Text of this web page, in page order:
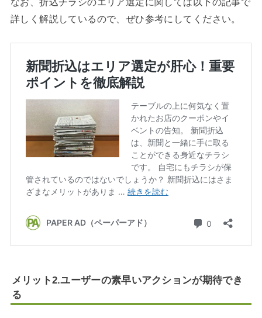
詳しく解説しているので、ぜひ参考にしてください。
メリット2.ユーザーの素早いアクションが期待でき
る